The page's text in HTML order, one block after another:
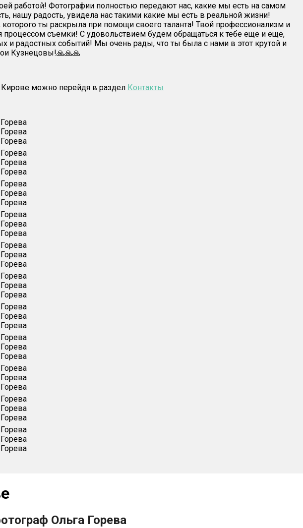
работой! Фотографии полностью передают нас, какие мы есть на самом
нашу радость, увидела нас такими какие мы есть в реальной жизни!
ты раскрыла при помощи своего таланта! Твой профессионализм и
процессом съемки! С удовольствием будем обращаться к тебе еще и еще,
и радостных событий! Мы очень рады, что ты была с нами в этот крутой и
Кузнецовы!🙏🙏🙏
можно перейдя в раздел Контакты
Ольга Горева